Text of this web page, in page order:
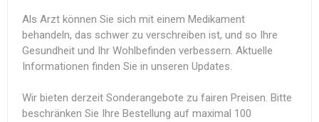
Als Arzt können Sie sich mit einem Medikament
behandeln, das schwer zu verschreiben ist, und so Ihre
Gesundheit und Ihr Wohlbefinden verbessern. Aktuelle
Informationen finden Sie in unseren Updates.
Wir bieten derzeit Sonderangebote zu fairen Preisen. Bitte
beschränken Sie Ihre Bestellung auf maximal 100